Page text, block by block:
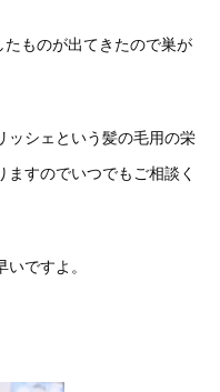
ものが出てきたので巣が
ッシェという髪の毛用の栄
すのでいつでもご相談く
ですよ。